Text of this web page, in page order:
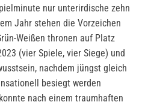
nur unterirdische zehn
Jahr stehen die Vorzeichen
Weißen thronen auf Platz
(vier Spiele, vier Siege) und
nachdem jüngst gleich
besiegt werden
nach einem traumhaften